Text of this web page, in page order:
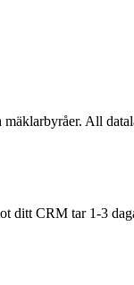
mäklarbyråer. All
CRM tar 1-3